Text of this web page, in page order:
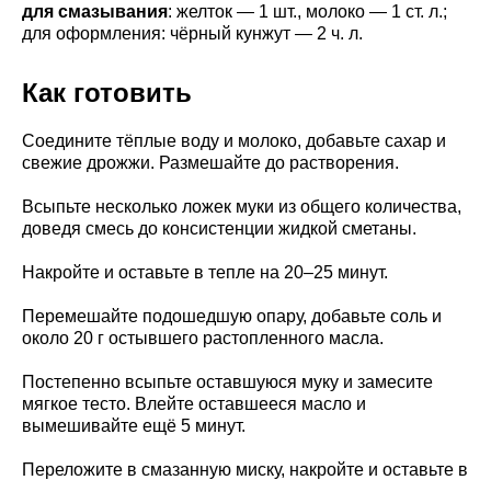
для смазывания: желток — 1 шт., молоко — 1 ст. л.;
для оформления: чёрный кунжут — 2 ч. л.
Как готовить
Соедините тёплые воду и молоко, добавьте сахар и
свежие дрожжи. Размешайте до растворения.
Всыпьте несколько ложек муки из общего количества,
доведя смесь до консистенции жидкой сметаны.
Накройте и оставьте в тепле на 20–25 минут.
Перемешайте подошедшую опару, добавьте соль и
около 20 г остывшего растопленного масла.
Постепенно всыпьте оставшуюся муку и замесите
мягкое тесто. Влейте оставшееся масло и
вымешивайте ещё 5 минут.
Переложите в смазанную миску, накройте и оставьте в